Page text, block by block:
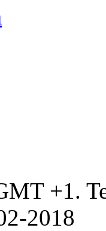
+1.
2018